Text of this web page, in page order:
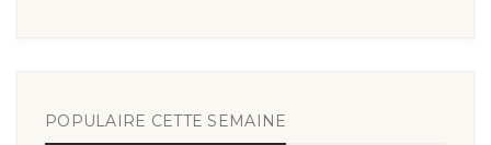
POPULAIRE CETTE SEMAINE